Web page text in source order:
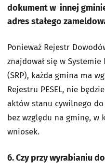
dokument w innej
adres stałego
Ponieważ Rejestr
znajdował się w
(SRP), każda gmina ma
Rejestru PESEL, nie
aktów stanu cywilnego
bez względu na gminę, w
wniosek.
6. Czy przy wyrabianiu